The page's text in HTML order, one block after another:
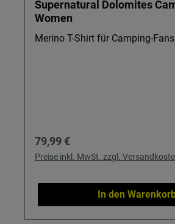
Supernatural Dolomites
Women
Merino T-Shirt für Camping-Fans
Regulärer Preis:
79,99 €
Preise inkl. MwSt. zzgl.
In den